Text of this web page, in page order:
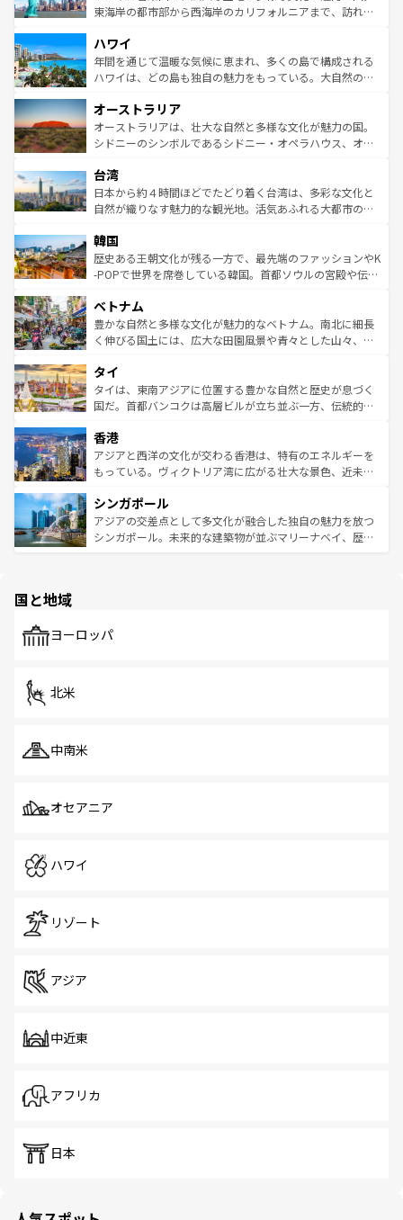
ことができる。国民の所得が高いため物価も高いが、旅行
ば市内交通費無料で観光を楽しむこともできる。 なお、新
着のスイス情報はコンテンツ一覧 を参照してほしい。
東海岸の都市部から西海岸のカリフォルニアまで、訪れる
のような巨大都市は、観光、ショッピング、エンターテイ
ンメントが詰まった刺激的なスポットだ。一方、アメリカ
西部には大自然が広がり、グランドキャニオンやイエロー
部のニューオーリンズでは、音楽と美食が融合した独特の
文化が魅力。旅行者はアメリカの各地域で異なる魅力を楽
しみながら、その多様性と豊かな歴史を感じることができ
ならではの贅沢な旅のスタイルだ。 なお、新着のアメリカ
情報はコンテンツ一覧を参照してほしい。
ハワイ
年間を通じて温暖な気候に恵まれ、多くの島で構成される
ハワイは、どの島も独自の魅力をもっている。大自然の神
ワイ島は見逃せない。また、定番の観光地といえばオアフ
島だが、静かな自然を求めるならマウイ島やカウアイ島が
おすすめ。エメラルドグリーンに輝く海をはじめ、豊かな
れるおもてなしの心で訪れる人々を迎えてくれるハワイの
人々、おいしいローカルフードやハワイアンミュージッ
ク、伝統的なフラダンスなど、すべてがハワイの魅力を彩
ワイを、存分に味わってほしい。 なお、新着のハワイ情報
はコンテンツ一覧を参照してほしい。
オーストラリア
オーストラリアは、壮大な自然と多様な文化が魅力の国。
シドニーのシンボルであるシドニー・オペラハウス、オー
リアリーフや大陸中央部にそびえるウルル（エアーズロッ
ク）、タスマニアの美しい原生林やケアンズの熱帯雨林な
ど、見どころがたくさん。また、カフェやワイン、オージ
いる。アクティビティも充実しており、サーフィンやダイ
ビング、ハイキングなど、アウトドア好きにはたまらな
い。オーストラリアの多彩な魅力を存分に味わいつくそ
参照してほしい。
台湾
日本から約４時間ほどでたどり着く台湾は、多彩な文化と
自然が織りなす魅力的な観光地。活気あふれる大都市の台
ン）、静ひつな山岳地帯である台湾東部など、都市の喧騒
と山間の静けさが共存しており、訪れる人に新しい発見と
驚きをもたらしてくれる。また、奥深い台湾の食文化も魅
容にもいいと評判のスイーツなど、バラエティ豊かな料理
が味わえる。 なお、新着の台湾情報は コンテンツ一覧を参
照してほしい。
韓国
歴史ある王朝文化が残る一方で、最先端のファッションやK
-POPで世界を席巻している韓国。首都ソウルの宮殿や伝統
き、地方に足を延ばせば四季折々の自然美を楽しむことが
できる。そして、キムチや焼肉、絶品のストリートフード
まで、さまざまな韓国料理が待っている。夜には、韓国な
リティに包まれながら、韓国の多彩な魅力を心ゆくまで味
わってみてほしい。 なお、新着の韓国情報はコンテンツ一
覧を参照してほしい。
ベトナム
豊かな自然と多様な文化が魅力的なベトナム。南北に細長
く伸びる国土には、広大な田園風景や青々とした山々、世
急速な発展と共に伝統が息づく。ハノイの古い町並みやホ
ーチミン市のフランス統治時代の建物も、独特の雰囲気を
醸し出している。また、バラエティの豊かさとおいしさで
とつ。フォーやバインミー、ベトナムコーヒーなどは、ぜ
ひ現地で味わいたい。どの地域を訪れてもあたたかい人々
が旅行者を迎えてくれるので、きっと忘れられない旅にな
参照してほしい。
タイ
タイは、東南アジアに位置する豊かな自然と歴史が息づく
国だ。首都バンコクは高層ビルが立ち並ぶ一方、伝統的な
の活気が交差している。北部ではチェンマイなどの山岳地
帯で自然と触れ合い、南部ではプーケットやクラビの美し
いビーチでリゾート気分を楽しむことができる。タイ料理
激する。気候は一年中温暖で、どの季節にも異なる楽しみ
が待っている。親しみやすいタイの人々、仏教を中心とし
た文化、そして多様な観光資源が、訪れる旅人を魅了し続
香港
アジアと西洋の文化が交わる香港は、特有のエネルギーを
もっている。ヴィクトリア湾に広がる壮大な景色、近未来
み、どこを訪れても感動するはず。観光スポットが密集し
ており、効率よく見どころを回れるのも魅力。息をのむよ
うな絶景から文化的な体験まで、香港を存分に楽しみ尽く
シンガポール
アジアの交差点として多文化が融合した独自の魅力を放つ
シンガポール。未来的な建築物が並ぶマリーナベイ、歴史
で、ホーカーズは地元の風情を楽しめる外せないスポット
国と地域
ヨーロッパ
北米
中南米
オセアニア
ハワイ
リゾート
アジア
中近東
アフリカ
日本